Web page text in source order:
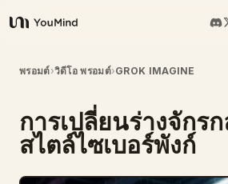
YouMind
ภาพรวม
กรณีการใช้งาน
ทักษะ
พรอมต์›วิดีโอ พรอมต์›GROK IMAGINE
การเปลี่ยนร่างจักร
สไตล์ไซเบอร์พังก์